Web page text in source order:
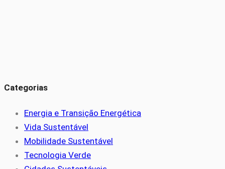
Categorias
Energia e Transição Energética
Vida Sustentável
Mobilidade Sustentável
Tecnologia Verde